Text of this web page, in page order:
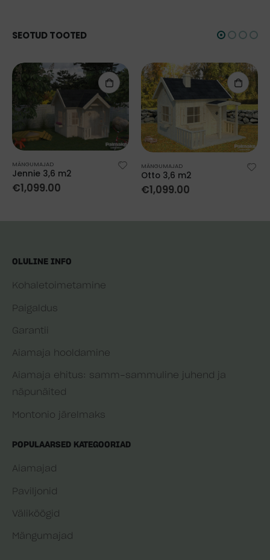
SEOTUD TOOTED
MÄNGUMAJAD
Jennie 3,6 m2
€1,099.00
MÄNGUMAJAD
Otto 3,6 m2
€1,099.00
OLULINE INFO
Kohaletoimetamine
Paigaldus
Garantii
Aiamaja hooldamine
Aiamaja ehitus: samm-sammuline juhend ja
näpunäited
Montonio järelmaks
POPULAARSED KATEGOORIAD
Aiamajad
Paviljonid
Väliköögid
Mängumajad